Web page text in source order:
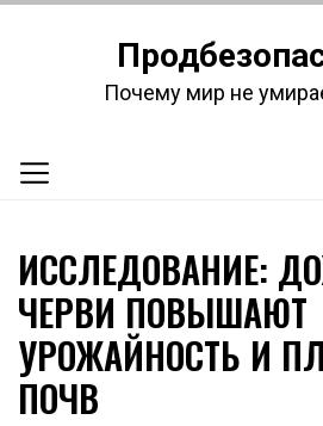
содержимому
Почему мир не
ИССЛЕДОВАНИЕ:
ЧЕРВИ ПОВЫШАЮТ
УРОЖАЙНОСТЬ И
ПОЧВ